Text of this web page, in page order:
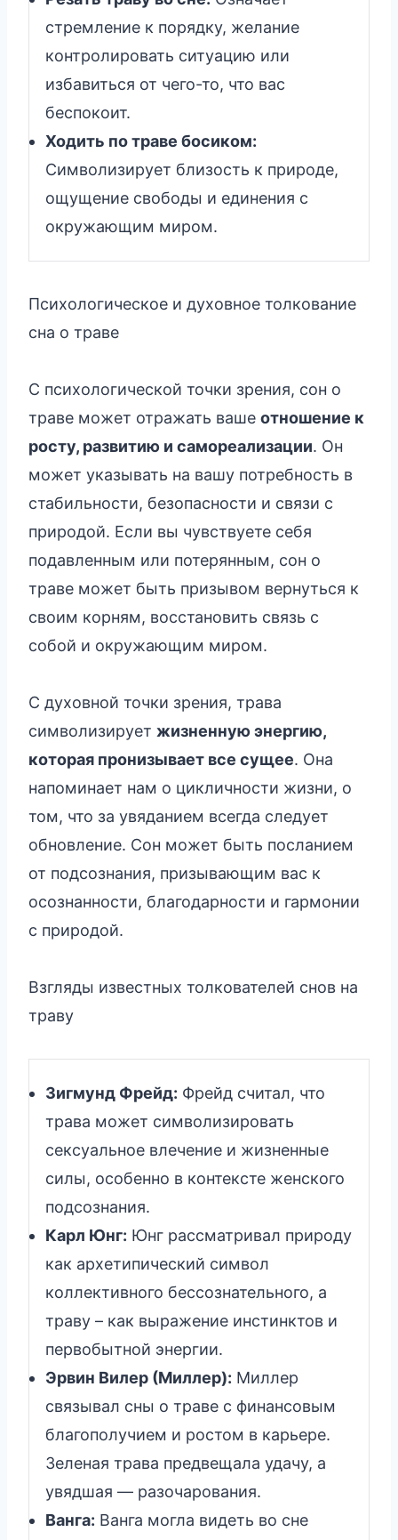
стремление к порядку, желание
контролировать ситуацию или
избавиться от чего-то, что вас
беспокоит.
Ходить по траве босиком:
Символизирует близость к природе,
ощущение свободы и единения с
окружающим миром.
Психологическое и духовное толкование
сна о траве
С психологической точки зрения, сон о
траве может отражать ваше отношение к
росту, развитию и самореализации. Он
может указывать на вашу потребность в
стабильности, безопасности и связи с
природой. Если вы чувствуете себя
подавленным или потерянным, сон о
траве может быть призывом вернуться к
своим корням, восстановить связь с
собой и окружающим миром.
С духовной точки зрения, трава
символизирует жизненную энергию,
которая пронизывает все сущее. Она
напоминает нам о цикличности жизни, о
том, что за увяданием всегда следует
обновление. Сон может быть посланием
от подсознания, призывающим вас к
осознанности, благодарности и гармонии
с природой.
Взгляды известных толкователей снов на
траву
Зигмунд Фрейд: Фрейд считал, что
трава может символизировать
сексуальное влечение и жизненные
силы, особенно в контексте женского
подсознания.
Карл Юнг: Юнг рассматривал природу
как архетипический символ
коллективного бессознательного, а
траву – как выражение инстинктов и
первобытной энергии.
Эрвин Вилер (Миллер): Миллер
связывал сны о траве с финансовым
благополучием и ростом в карьере.
Зеленая трава предвещала удачу, а
увядшая — разочарования.
Ванга: Ванга могла видеть во сне